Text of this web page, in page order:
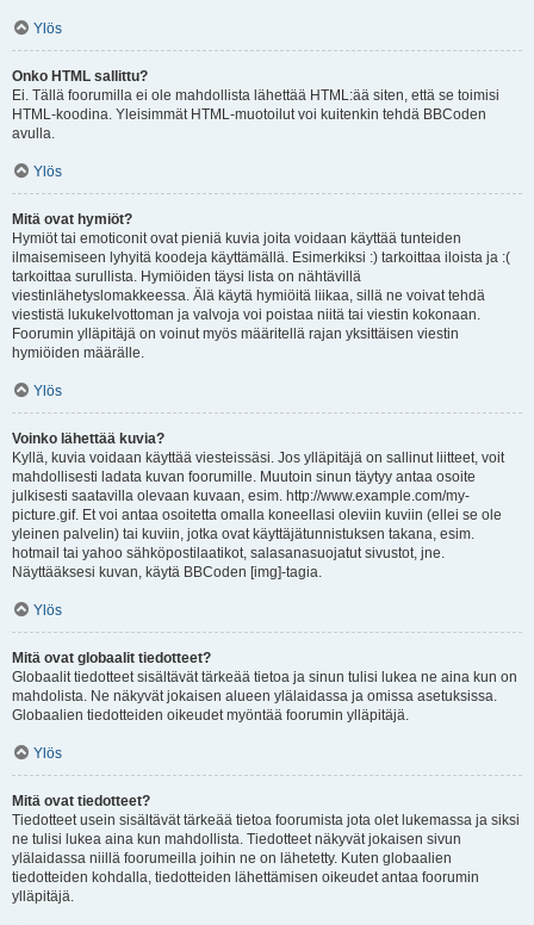
Ylös
Onko HTML sallittu?
Ei. Tällä foorumilla ei ole mahdollista lähettää HTML:ää siten, että se toimisi
HTML-koodina. Yleisimmät HTML-muotoilut voi kuitenkin tehdä BBCoden
avulla.
Ylös
Mitä ovat hymiöt?
Hymiöt tai emoticonit ovat pieniä kuvia joita voidaan käyttää tunteiden
ilmaisemiseen lyhyitä koodeja käyttämällä. Esimerkiksi :) tarkoittaa iloista ja :(
tarkoittaa surullista. Hymiöiden täysi lista on nähtävillä
viestinlähetyslomakkeessa. Älä käytä hymiöitä liikaa, sillä ne voivat tehdä
viestistä lukukelvottoman ja valvoja voi poistaa niitä tai viestin kokonaan.
Foorumin ylläpitäjä on voinut myös määritellä rajan yksittäisen viestin
hymiöiden määrälle.
Ylös
Voinko lähettää kuvia?
Kyllä, kuvia voidaan käyttää viesteissäsi. Jos ylläpitäjä on sallinut liitteet, voit
mahdollisesti ladata kuvan foorumille. Muutoin sinun täytyy antaa osoite
julkisesti saatavilla olevaan kuvaan, esim. http://www.example.com/my-
picture.gif. Et voi antaa osoitetta omalla koneellasi oleviin kuviin (ellei se ole
yleinen palvelin) tai kuviin, jotka ovat käyttäjätunnistuksen takana, esim.
hotmail tai yahoo sähköpostilaatikot, salasanasuojatut sivustot, jne.
Näyttääksesi kuvan, käytä BBCoden [img]-tagia.
Ylös
Mitä ovat globaalit tiedotteet?
Globaalit tiedotteet sisältävät tärkeää tietoa ja sinun tulisi lukea ne aina kun on
mahdolista. Ne näkyvät jokaisen alueen ylälaidassa ja omissa asetuksissa.
Globaalien tiedotteiden oikeudet myöntää foorumin ylläpitäjä.
Ylös
Mitä ovat tiedotteet?
Tiedotteet usein sisältävät tärkeää tietoa foorumista jota olet lukemassa ja siksi
ne tulisi lukea aina kun mahdollista. Tiedotteet näkyvät jokaisen sivun
ylälaidassa niillä foorumeilla joihin ne on lähetetty. Kuten globaalien
tiedotteiden kohdalla, tiedotteiden lähettämisen oikeudet antaa foorumin
ylläpitäjä.